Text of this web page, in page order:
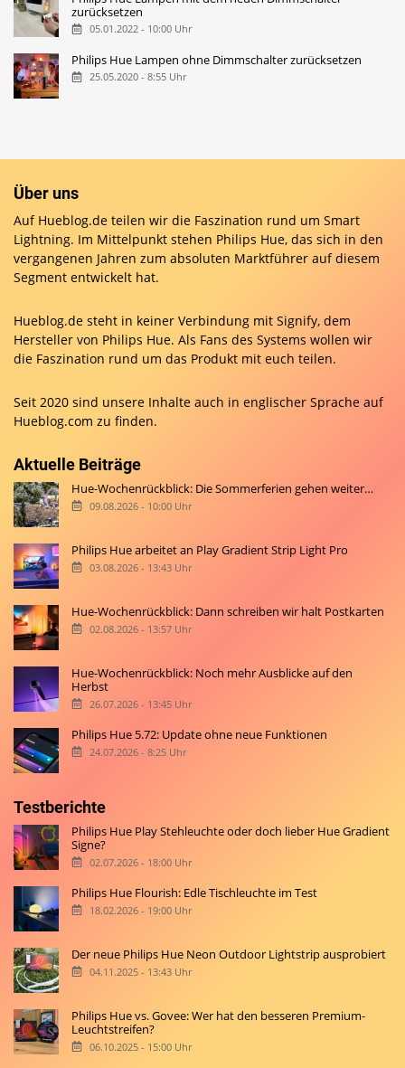
zurücksetzen
05.01.2022 - 10:00 Uhr
Philips Hue Lampen ohne Dimmschalter zurücksetzen
25.05.2020 - 8:55 Uhr
Über uns
Auf Hueblog.de teilen wir die Faszination rund um Smart
Lightning. Im Mittelpunkt stehen Philips Hue, das sich in den
vergangenen Jahren zum absoluten Marktführer auf diesem
Segment entwickelt hat.
Hueblog.de steht in keiner Verbindung mit Signify, dem
Hersteller von Philips Hue. Als Fans des Systems wollen wir
die Faszination rund um das Produkt mit euch teilen.
Seit 2020 sind unsere Inhalte auch in englischer Sprache auf
Hueblog.com zu finden.
Aktuelle Beiträge
Hue-Wochenrückblick: Die Sommerferien gehen weiter…
09.08.2026 - 10:00 Uhr
Philips Hue arbeitet an Play Gradient Strip Light Pro
03.08.2026 - 13:43 Uhr
Hue-Wochenrückblick: Dann schreiben wir halt Postkarten
02.08.2026 - 13:57 Uhr
Hue-Wochenrückblick: Noch mehr Ausblicke auf den
Herbst
26.07.2026 - 13:45 Uhr
Philips Hue 5.72: Update ohne neue Funktionen
24.07.2026 - 8:25 Uhr
Testberichte
Philips Hue Play Stehleuchte oder doch lieber Hue Gradient
Signe?
02.07.2026 - 18:00 Uhr
Philips Hue Flourish: Edle Tischleuchte im Test
18.02.2026 - 19:00 Uhr
Der neue Philips Hue Neon Outdoor Lightstrip ausprobiert
04.11.2025 - 13:43 Uhr
Philips Hue vs. Govee: Wer hat den besseren Premium-
Leuchtstreifen?
06.10.2025 - 15:00 Uhr